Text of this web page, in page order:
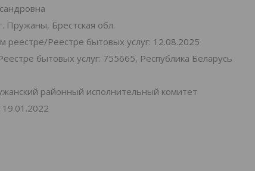
Пружаны, Брестская обл.
реестре/Реестре бытовых услуг: 12.08.2025
бытовых услуг: 755665, Республика Беларусь
районный исполнительный комитет